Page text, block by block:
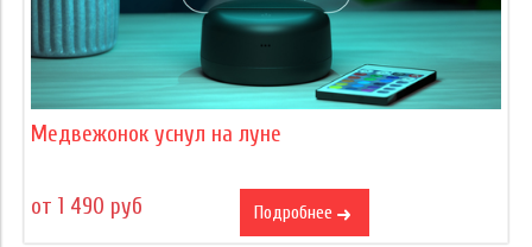
Медвежонок уснул на луне
от 1 490 руб Подробнее